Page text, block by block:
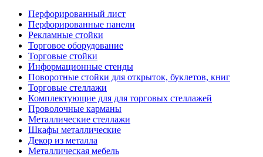
Перфорированный лист
Перфорированные панели
Рекламные стойки
Торговое оборудование
Торговые стойки
Информационные стенды
Поворотные стойки для открыток, буклетов, книг
Торговые стеллажи
Комплектующие для для торговых стеллажей
Проволочные карманы
Металлические стеллажи
Шкафы металлические
Декор из металла
Металлическая мебель